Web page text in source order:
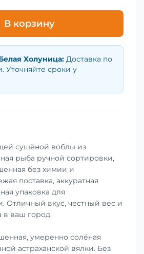
В корзину
Холуница: Доставка по
Уточняйте сроки у
сушёной воблы из
рыба ручной сортировки,
без химии и
поставка, аккуратная
упаковка для
Отличный вкус, честный вес и
в ваш город.
умеренно солёная
астраханской вялки. Без